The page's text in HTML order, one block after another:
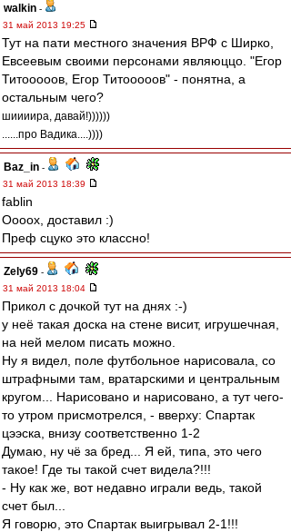
walkin -
31 май 2013 19:25
Тут на пати местного значения ВРФ с Ширко,
Евсеевым своими персонами являюццо. "Егор
Титооооов, Егор Титооооов" - понятна, а
остальным чего?
шиииира, давай!))))))
......про Вадика....))))
Baz_in -
31 май 2013 18:39
fablin
Оооох, доставил :)
Преф сцуко это классно!
Zely69 -
31 май 2013 18:04
Прикол с дочкой тут на днях :-)
у неё такая доска на стене висит, игрушечная,
на ней мелом писать можно.
Ну я видел, поле футбольное нарисовала, со
штрафными там, вратарскими и центральным
кругом... Нарисовано и нарисовано, а тут чего-
то утром присмотрелся, - вверху: Спартак
цээска, внизу соответственно 1-2
Думаю, ну чё за бред... Я ей, типа, это чего
такое! Где ты такой счет видела?!!!
- Ну как же, вот недавно играли ведь, такой
счет был...
Я говорю, это Спартак выигрывал 2-1!!!